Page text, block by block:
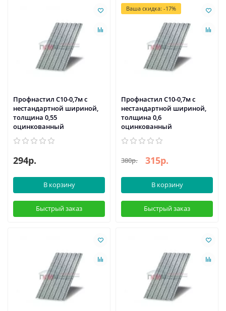
Профнастил С10-0,7м с
нестандартной шириной,
толщина 0,55
оцинкованный
294р.
В корзину
Быстрый заказ
Ваша скидка: -17%
Профнастил С10-0,7м с
нестандартной шириной,
толщина 0,6
оцинкованный
380р. 315р.
В корзину
Быстрый заказ